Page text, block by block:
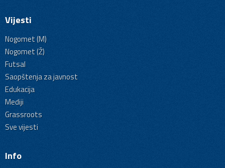
Vijesti
Nogomet (M)
Nogomet (Ž)
Futsal
Saopštenja za javnost
Edukacija
Mediji
Grassroots
Sve vijesti
Info